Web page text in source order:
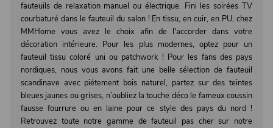
fauteuils de relaxation manuel ou électrique. Fini les soirées TV
courbaturé dans le fauteuil du salon ! En tissu, en cuir, en PU, chez
MMHome vous avez le choix afin de l'accorder dans votre
décoration intérieure. Pour les plus modernes, optez pour un
fauteuil tissu coloré uni ou patchwork ! Pour les fans des pays
nordiques, nous vous avons fait une belle sélection de fauteuil
scandinave avec piétement bois naturel, partez sur des teintes
bleues jaunes ou grises, n’oubliez la touche déco le fameux coussin
fausse fourrure ou en laine pour ce style des pays du nord !
Retrouvez toute notre gamme de fauteuil pas cher sur notre